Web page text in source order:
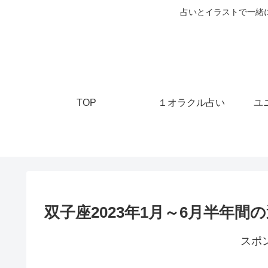
占いとイラストで一緒
TOP １オラクル占い ユ
双子座2023年1月～6月半年間
スポ